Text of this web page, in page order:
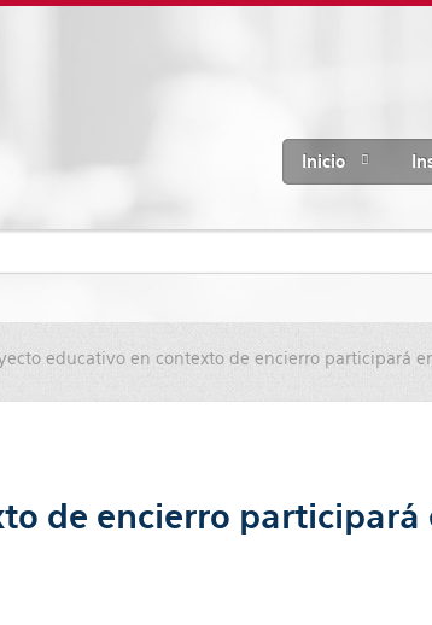
Inicio
educativo en contexto de encierro participará
de encierro